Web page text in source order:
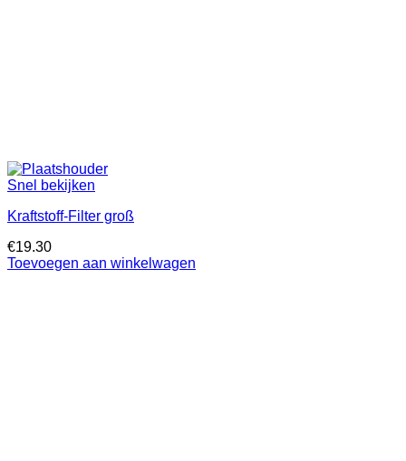
Snel bekijken
Kraftstoff-Filter groß
€19.30
Toevoegen aan winkelwagen